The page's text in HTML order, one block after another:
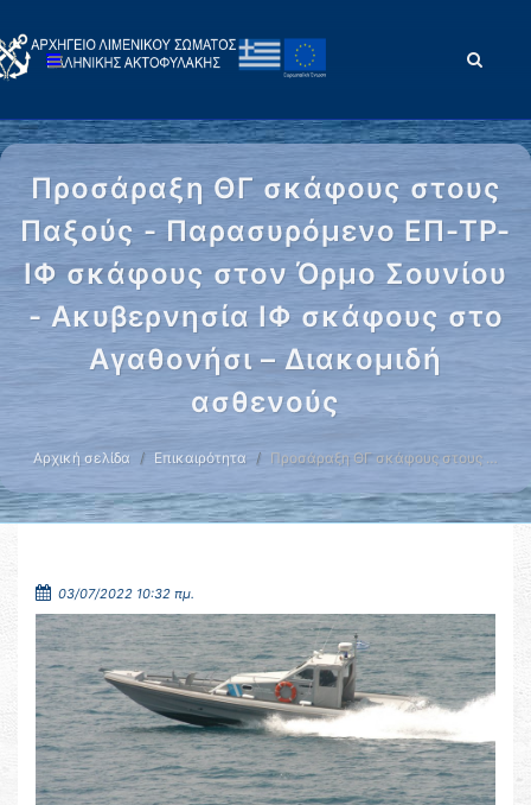
Προσάραξη ΘΓ σκάφους στους
Παξούς - Παρασυρόμενο ΕΠ-ΤΡ-
ΙΦ σκάφους στον Όρμο Σουνίου
- Ακυβερνησία ΙΦ σκάφους στο
Αγαθονήσι – Διακομιδή
ασθενούς
Αρχική σελίδα Επικαιρότητα Προσάραξη ΘΓ σκάφους στους …
03/07/2022 10:32 πμ.